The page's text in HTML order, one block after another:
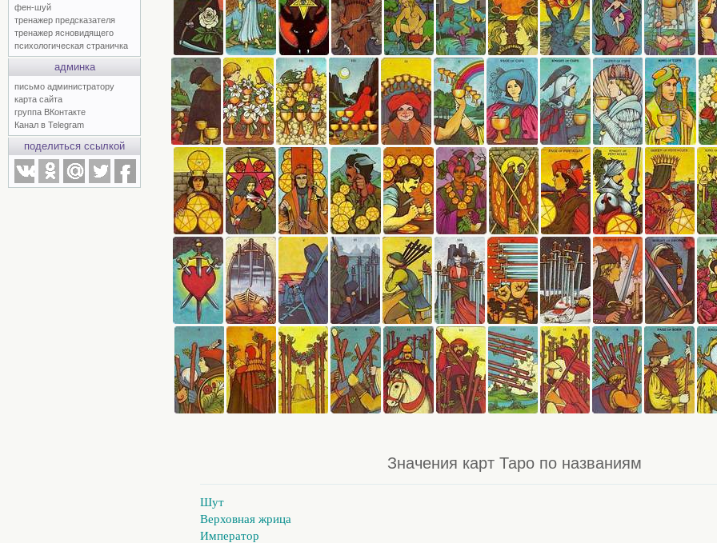
фен-шуй
тренажер предсказателя
тренажер ясновидящего
психологическая страничка
админка
письмо администратору
карта сайта
группа ВКонтакте
Канал в Telegram
поделиться ссылкой
Значения карт Таро по названиям
Шут
Верховная жрица
Император